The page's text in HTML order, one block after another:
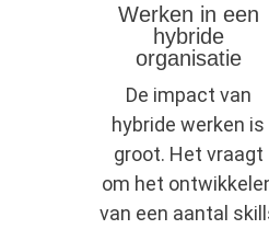
Werken in een
hybride
organisatie
De impact van
hybride werken is
groot. Het vraagt
om het
van een aantal